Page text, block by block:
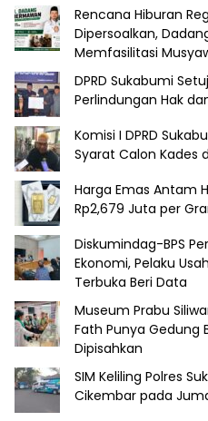
Rencana Hiburan
Dipersoalkan,
Memfasilitasi
DPRD Sukabumi
Perlindungan Hak
Komisi I DPRD
Syarat Calon Kades
Harga Emas Antam
Rp2,679 Juta per
Diskumindag-BPS
Ekonomi, Pelaku
Terbuka Beri Data
Museum Prabu
Fath Punya Gedung
Dipisahkan
SIM Keliling Polres
Cikembar pada